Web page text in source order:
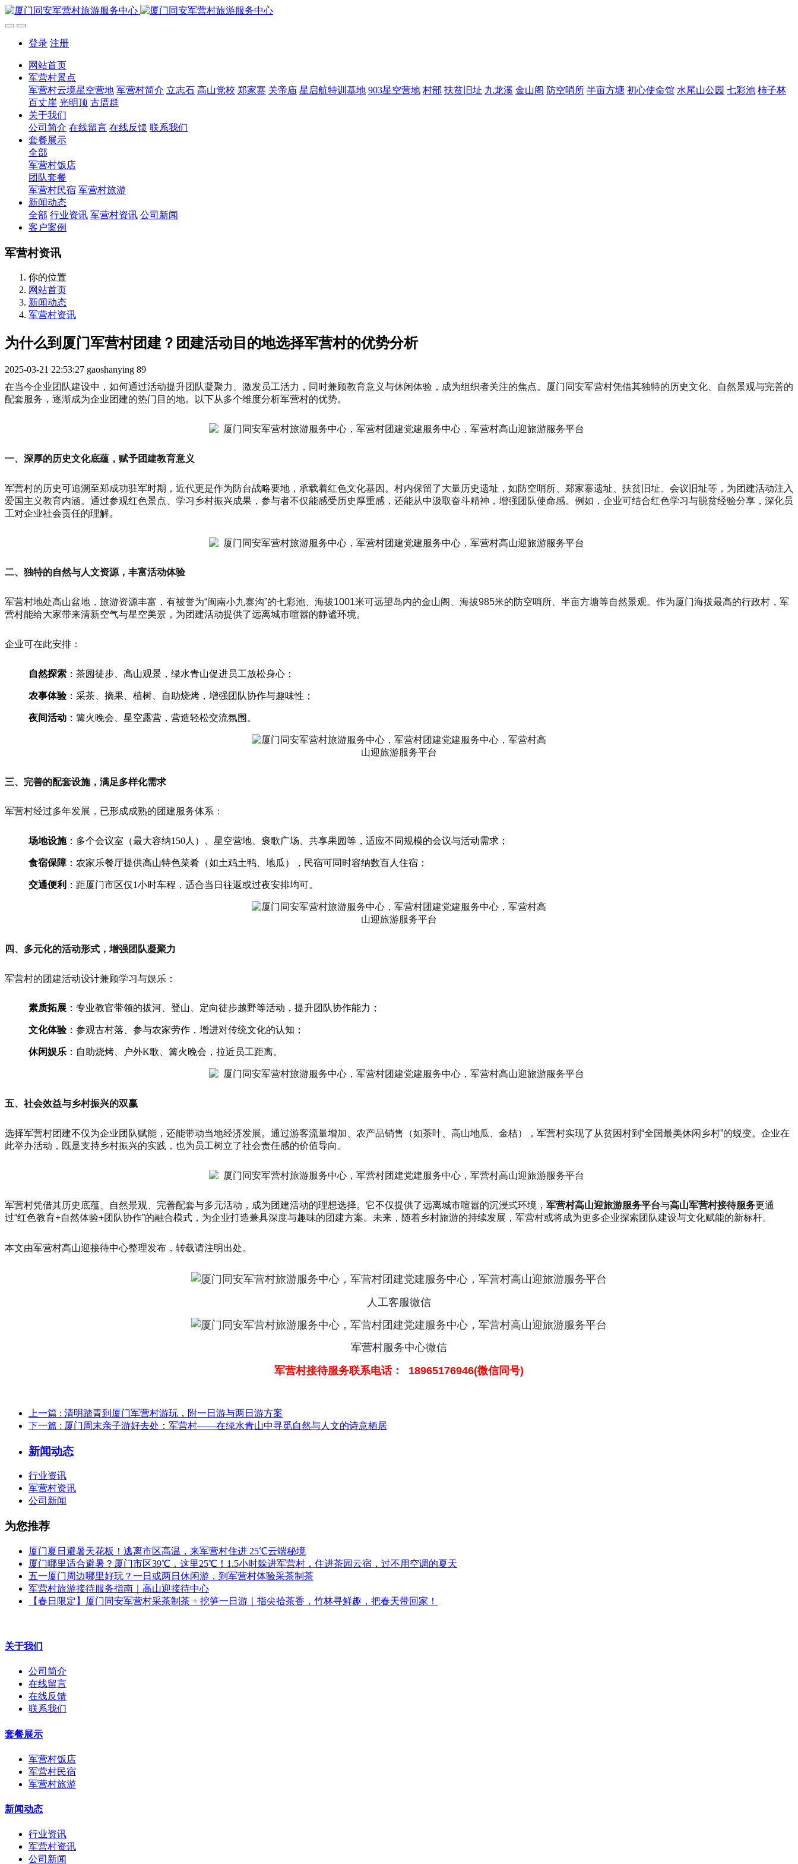
登录 注册
网站首页
军营村景点
军营村云境星空营地 军营村简介 立志石 高山党校 郑家寨 关帝庙 星启航特训基地 903星空营地 村部 扶贫旧址 九龙溪 金山阁 防空哨所 半亩方塘 初心使命馆 水尾山公园 七彩池 柿子林
百丈崖 光明顶 古厝群
关于我们
公司简介 在线留言 在线反馈 联系我们
套餐展示
全部
军营村饭店
团队套餐
军营村民宿 军营村旅游
新闻动态
全部 行业资讯 军营村资讯 公司新闻
客户案例
军营村资讯
你的位置
网站首页
新闻动态
军营村资讯
为什么到厦门军营村团建？团建活动目的地选择军营村的优势分析
2025-03-21 22:53:27 gaoshanying 89
在当今企业团队建设中，如何通过活动提升团队凝聚力、激发员工活力，同时兼顾教育意义与休闲体验，成为组织者关注的焦点。厦门同安军营村凭借其独特的历史文化、自然景观与完善的
配套服务，逐渐成为企业团建的热门目的地。以下从多个维度分析军营村的优势。
一、深厚的历史文化底蕴，赋予团建教育意义
军营村的历史可追溯至郑成功驻军时期，近代更是作为防台战略要地，承载着红色文化基因。村内保留了大量历史遗址，如防空哨所、郑家寨遗址、扶贫旧址、会议旧址等，为团建活动注入
爱国主义教育内涵。通过参观红色景点、学习乡村振兴成果，参与者不仅能感受历史厚重感，还能从中汲取奋斗精神，增强团队使命感。例如，企业可结合红色学习与脱贫经验分享，深化员
工对企业社会责任的理解。
二、独特的自然与人文资源，丰富活动体验
军营村地处高山盆地，旅游资源丰富，有被誉为“闽南小九寨沟”的七彩池、海拔1001米可远望岛内的金山阁、海拔985米的防空哨所、半亩方塘等自然景观。作为厦门海拔最高的行政村，军
营村能给大家带来清新空气与星空美景，为团建活动提供了远离城市喧嚣的静谧环境。
企业可在此安排：
自然探索 ：茶园徒步、高山观景，绿水青山促进员工放松身心；
农事体验：采茶、摘果、植树、自助烧烤，增强团队协作与趣味性；
夜间活动 ：篝火晚会、星空露营，营造轻松交流氛围。
三、完善的配套设施，满足多样化需求
军营村经过多年发展，已形成成熟的团建服务体系：
场地设施：多个会议室（最大容纳150人）、星空营地、褒歌广场、共享果园等，适应不同规模的会议与活动需求；
食宿保障：农家乐餐厅提供高山特色菜肴（如土鸡土鸭、地瓜），民宿可同时容纳数百人住宿；
交通便利 ：距厦门市区仅1小时车程，适合当日往返或过夜安排均可。
四、多元化的活动形式，增强团队凝聚力
军营村的团建活动设计兼顾学习与娱乐：
素质拓展 ：专业教官带领的拔河、登山、定向徒步越野等活动，提升团队协作能力；
文化体验：参观古村落、参与农家劳作，增进对传统文化的认知；
休闲娱乐 ：自助烧烤、户外K歌、篝火晚会，拉近员工距离。
五、社会效益与乡村振兴的双赢
选择军营村团建不仅为企业团队赋能，还能带动当地经济发展。通过游客流量增加、农产品销售（如茶叶、高山地瓜、金桔），军营村实现了从贫困村到“全国最美休闲乡村”的蜕变。企业在
此举办活动，既是支持乡村振兴的实践，也为员工树立了社会责任感的价值导向。
军营村凭借其历史底蕴、自然景观、完善配套与多元活动，成为团建活动的理想选择。它不仅提供了远离城市喧嚣的沉浸式环境， 军营村高山迎旅游服务平台与高山军营村接待服务更通
过“红色教育+自然体验+团队协作”的融合模式，为企业打造兼具深度与趣味的团建方案。未来，随着乡村旅游的持续发展，军营村或将成为更多企业探索团队建设与文化赋能的新标杆。
本文由军营村高山迎接待中心整理发布，转载请注明出处。
人工客服微信
军营村服务中心微信
军营村接待服务联系电话： 18965176946(微信同号)
上一篇 : 清明踏青到厦门军营村游玩，附一日游与两日游方案
下一篇 : 厦门周末亲子游好去处：军营村——在绿水青山中寻觅自然与人文的诗意栖居
新闻动态
行业资讯
军营村资讯
公司新闻
为您推荐
厦门夏日避暑天花板！逃离市区高温，来军营村住进 25℃云端秘境
厦门哪里适合避暑？厦门市区39℃，这里25℃！1.5小时躲进军营村，住进茶园云宿，过不用空调的夏天
五一厦门周边哪里好玩？一日或两日休闲游，到军营村体验采茶制茶
军营村旅游接待服务指南｜高山迎接待中心
【春日限定】厦门同安军营村采茶制茶 + 挖笋一日游｜指尖拾茶香，竹林寻鲜趣，把春天带回家！
关于我们
公司简介
在线留言
在线反馈
联系我们
套餐展示
军营村饭店
军营村民宿
军营村旅游
新闻动态
行业资讯
军营村资讯
公司新闻